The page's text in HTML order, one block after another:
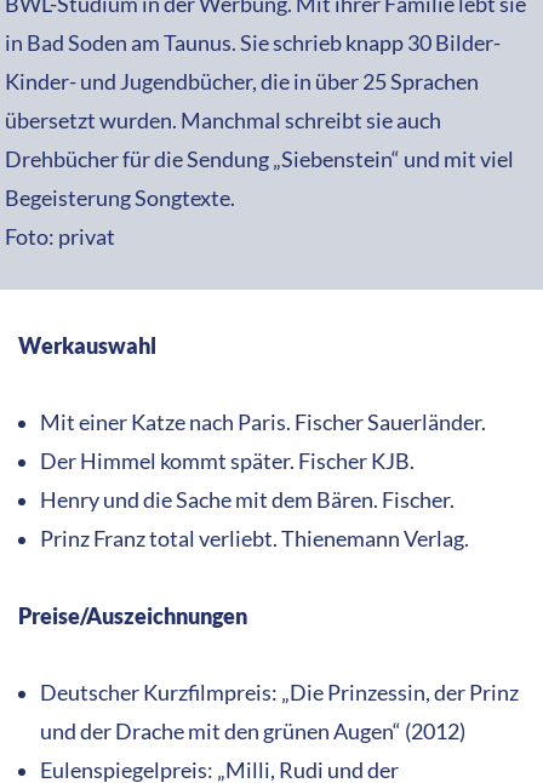
in Bad Soden am Taunus. Sie schrieb knapp 30 Bilder-
Kinder- und Jugendbücher, die in über 25 Sprachen
übersetzt wurden. Manchmal schreibt sie auch
Drehbücher für die Sendung „Siebenstein“ und mit viel
Begeisterung Songtexte.
Foto: privat
Werkauswahl
Mit einer Katze nach Paris. Fischer Sauerländer.
Der Himmel kommt später. Fischer KJB.
Henry und die Sache mit dem Bären. Fischer.
Prinz Franz total verliebt. Thienemann Verlag.
Preise/Auszeichnungen
Deutscher Kurzfilmpreis: „Die Prinzessin, der Prinz
und der Drache mit den grünen Augen“ (2012)
Eulenspiegelpreis: „Milli, Rudi und der